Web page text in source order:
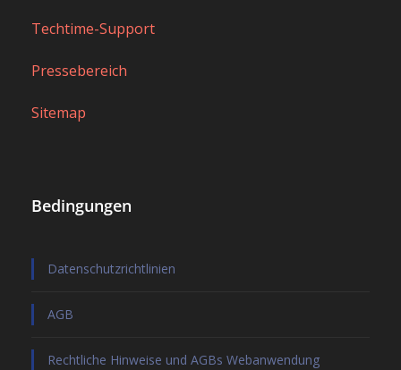
Techtime-Support
Pressebereich
Sitemap
Bedingungen
Datenschutzrichtlinien
AGB
Rechtliche Hinweise und AGBs Webanwendung